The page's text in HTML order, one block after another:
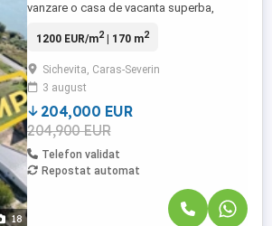
18
vanzare o casa de vacanta superba,
Dunare intr-o zona in plina dezvoltare
Pozitionata pe un teren generos de 3780m
cu un front stradal de 34ml, deschidere la
drumul national DN57, se preteaza ...
1200 EUR/m2| 170 m2
Sichevita, Caras-Severin
3 august
204,000 EUR
204,900 EUR
Telefon validat
Repostat automat